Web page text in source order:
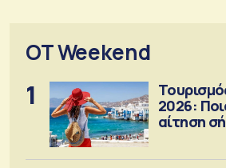
OT Weekend
1
2026:
αίτηση